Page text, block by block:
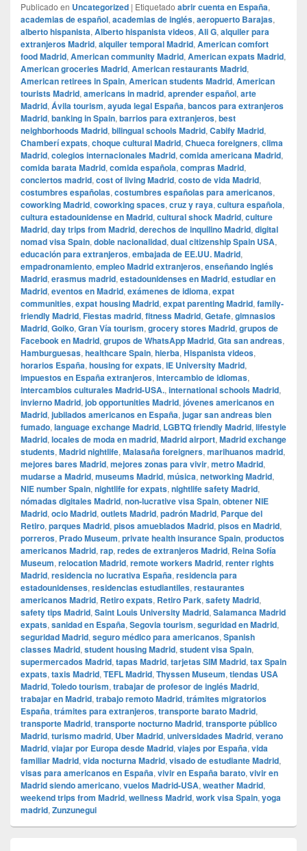
Publicado en Uncategorized | Etiquetado abrir cuenta en España,
academias de español, academias de inglés, aeropuerto Barajas,
alberto hispanista, Alberto hispanista videos, Ali G, alquiler para
extranjeros Madrid, alquiler temporal Madrid, American comfort
food Madrid, American community Madrid, American expats Madrid,
American groceries Madrid, American restaurants Madrid,
American retirees in Spain, American students Madrid, American
tourists Madrid, americans in madrid, aprender español, arte
Madrid, Ávila tourism, ayuda legal España, bancos para extranjeros
Madrid, banking in Spain, barrios para extranjeros, best
neighborhoods Madrid, bilingual schools Madrid, Cabify Madrid,
Chamberí expats, choque cultural Madrid, Chueca foreigners, clima
Madrid, colegios internacionales Madrid, comida americana Madrid,
comida barata Madrid, comida española, compras Madrid,
conciertos madrid, cost of living Madrid, costo de vida Madrid,
costumbres españolas, costumbres españolas para americanos,
coworking Madrid, coworking spaces, cruz y raya, cultura española,
cultura estadounidense en Madrid, cultural shock Madrid, culture
Madrid, day trips from Madrid, derechos de inquilino Madrid, digital
nomad visa Spain, doble nacionalidad, dual citizenship Spain USA,
educación para extranjeros, embajada de EE.UU. Madrid,
empadronamiento, empleo Madrid extranjeros, enseñando inglés
Madrid, erasmus madrid, estadounidenses en Madrid, estudiar en
Madrid, eventos en Madrid, exámenes de idioma, expat
communities, expat housing Madrid, expat parenting Madrid, family-
friendly Madrid, Fiestas madrid, fitness Madrid, Getafe, gimnasios
Madrid, Goiko, Gran Vía tourism, grocery stores Madrid, grupos de
Facebook en Madrid, grupos de WhatsApp Madrid, Gta san andreas,
Hamburguesas, healthcare Spain, hierba, Hispanista videos,
horarios España, housing for expats, IE University Madrid,
impuestos en España extranjeros, intercambio de idiomas,
intercambios culturales Madrid-USA., international schools Madrid,
invierno Madrid, job opportunities Madrid, jóvenes americanos en
Madrid, jubilados americanos en España, jugar san andreas bien
fumado, language exchange Madrid, LGBTQ friendly Madrid, lifestyle
Madrid, locales de moda en madrid, Madrid airport, Madrid exchange
students, Madrid nightlife, Malasaña foreigners, marihuanos madrid,
mejores bares Madrid, mejores zonas para vivir, metro Madrid,
mudarse a Madrid, museums Madrid, música, networking Madrid,
NIE number Spain, nightlife for expats, nightlife safety Madrid,
nómadas digitales Madrid, non-lucrative visa Spain, obtener NIE
Madrid, ocio Madrid, outlets Madrid, padrón Madrid, Parque del
Retiro, parques Madrid, pisos amueblados Madrid, pisos en Madrid,
porreros, Prado Museum, private health insurance Spain, productos
americanos Madrid, rap, redes de extranjeros Madrid, Reina Sofía
Museum, relocation Madrid, remote workers Madrid, renter rights
Madrid, residencia no lucrativa España, residencia para
estadounidenses, residencias estudiantiles, restaurantes
americanos Madrid, Retiro expats, Retiro Park, safety Madrid,
safety tips Madrid, Saint Louis University Madrid, Salamanca Madrid
expats, sanidad en España, Segovia tourism, seguridad en Madrid,
seguridad Madrid, seguro médico para americanos, Spanish
classes Madrid, student housing Madrid, student visa Spain,
supermercados Madrid, tapas Madrid, tarjetas SIM Madrid, tax Spain
expats, taxis Madrid, TEFL Madrid, Thyssen Museum, tiendas USA
Madrid, Toledo tourism, trabajar de profesor de inglés Madrid,
trabajar en Madrid, trabajo remoto Madrid, trámites migratorios
España, trámites para extranjeros, transporte barato Madrid,
transporte Madrid, transporte nocturno Madrid, transporte público
Madrid, turismo madrid, Uber Madrid, universidades Madrid, verano
Madrid, viajar por Europa desde Madrid, viajes por España, vida
familiar Madrid, vida nocturna Madrid, visado de estudiante Madrid,
visas para americanos en España, vivir en España barato, vivir en
Madrid siendo americano, vuelos Madrid-USA, weather Madrid,
weekend trips from Madrid, wellness Madrid, work visa Spain, yoga
madrid, Zunzunegui